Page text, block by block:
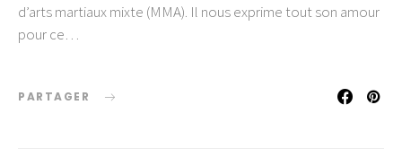
d’arts martiaux mixte (MMA). Il nous exprime tout son amour
pour ce…
PARTAGER